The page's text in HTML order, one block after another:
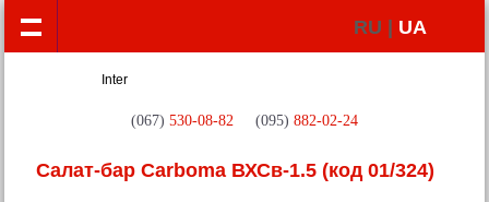
RU | UA
(067) 530-08-82 (095) 882-02-24
Салат-бар Сarboma ВХСв-1.5 (код 01/324)